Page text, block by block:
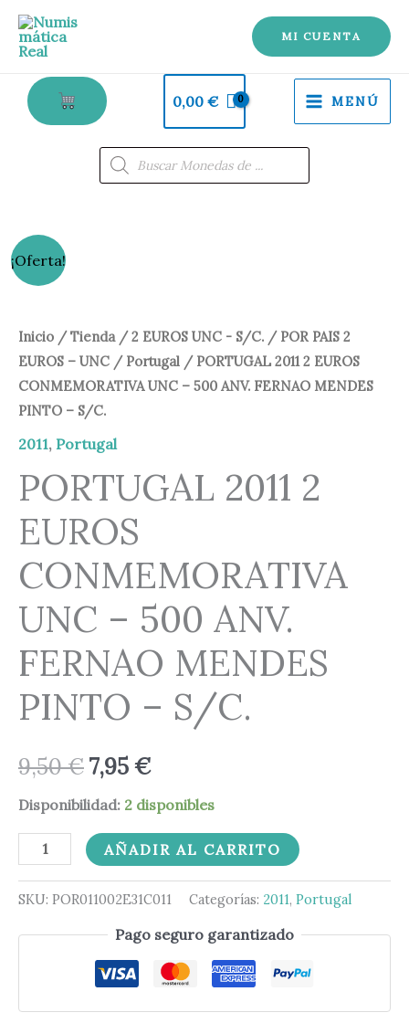
MI CUENTA
0,00 € MENÚ
Búsqueda
de
productos
¡Oferta!
Inicio /Tienda/2 EUROS UNC - S/C. / POR PAIS 2
EUROS – UNC / Portugal / PORTUGAL 2011 2 EUROS
CONMEMORATIVA UNC – 500 ANV. FERNAO MENDES
PINTO – S/C.
2011, Portugal
PORTUGAL 2011 2
EUROS
CONMEMORATIVA
UNC – 500 ANV.
FERNAO MENDES
PINTO – S/C.
9,50€
original
era:
9,50 €.
7,95€
actual
es:
Disponibilidad: 2 disponibles
PORTUGAL
2011
EUROS
CONMEMORATIVA
UNC
-
500
FERNAO
MENDES
PINTO
-
cantidad
AÑADIR AL CARRITO
SKU: POR011002E31C011 Categorías: 2011, Portugal
Pago seguro garantizado
2
EUROS
UNC
PINTO
-
cantidad